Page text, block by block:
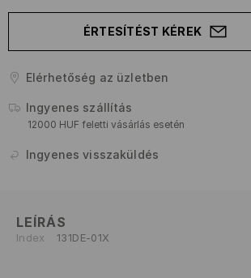
ÉRTESÍTÉST KÉREK
Elérhetőség az üzletben
Ingyenes szállítás
12000 HUF feletti vásárlás esetén
Ingyenes visszaküldés
LEÍRÁS
Index 131DE-01X